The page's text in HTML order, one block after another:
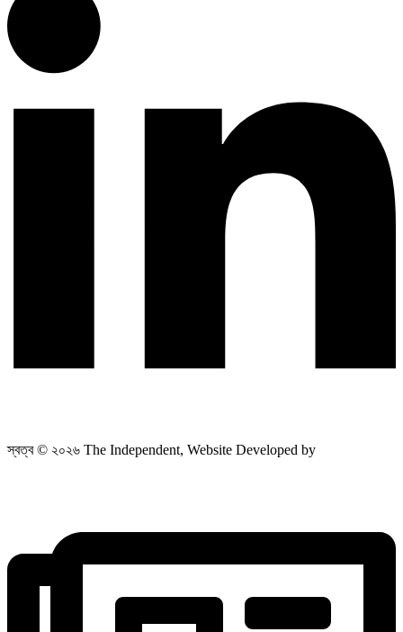
স্বত্ব © ২০২৬ The Independent, Website Developed by